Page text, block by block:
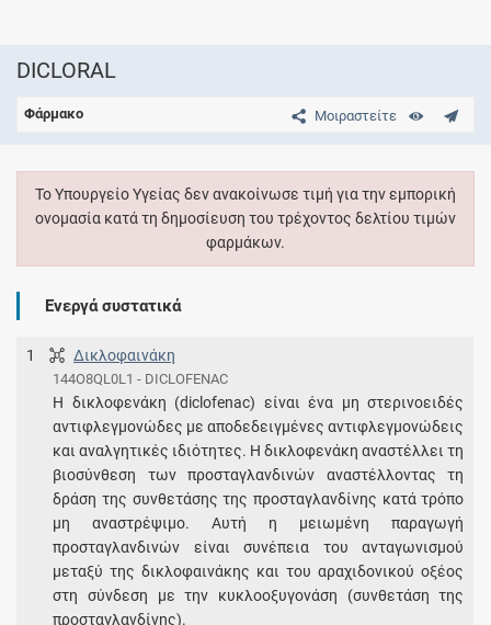
DICLORAL
Μοιραστείτε
Φάρμακο
Το Υπουργείο Υγείας δεν ανακοίνωσε τιμή για την εμπορική
ονομασία κατά τη δημοσίευση του τρέχοντος δελτίου τιμών
φαρμάκων.
Ενεργά συστατικά
1 Δικλοφαινάκη
144O8QL0L1 - DICLOFENAC
Η δικλοφενάκη (diclofenac) είναι ένα μη στερινοειδές
αντιφλεγμονώδες με αποδεδειγμένες αντιφλεγμονώδεις
και αναλγητικές ιδιότητες. Η δικλοφενάκη αναστέλλει τη
βιοσύνθεση των προσταγλανδινών αναστέλλοντας τη
δράση της συνθετάσης της προσταγλανδίνης κατά τρόπο
μη αναστρέψιμο. Αυτή η μειωμένη παραγωγή
προσταγλανδινών είναι συνέπεια του ανταγωνισμού
μεταξύ της δικλοφαινάκης και του αραχιδονικού οξέος
στη σύνδεση με την κυκλοοξυγονάση (συνθετάση της
προσταγλανδίνης).